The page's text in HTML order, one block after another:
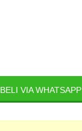
BELI VIA WHATSAPP